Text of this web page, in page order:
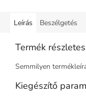
Leírás Beszélgetés
Termék
Semmilyen
Kiegészítő